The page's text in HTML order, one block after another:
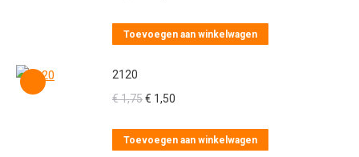
was: is:
Toevoegen aan winkelwagen
2120
€1,75Oorspronkelijke
was:
€ 1,50
is:
Toevoegen aan winkelwagen